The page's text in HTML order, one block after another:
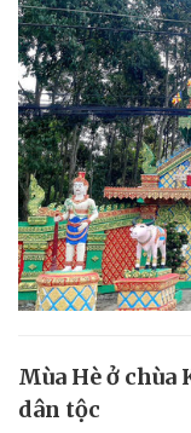
Mùa Hè ở
dân tộc